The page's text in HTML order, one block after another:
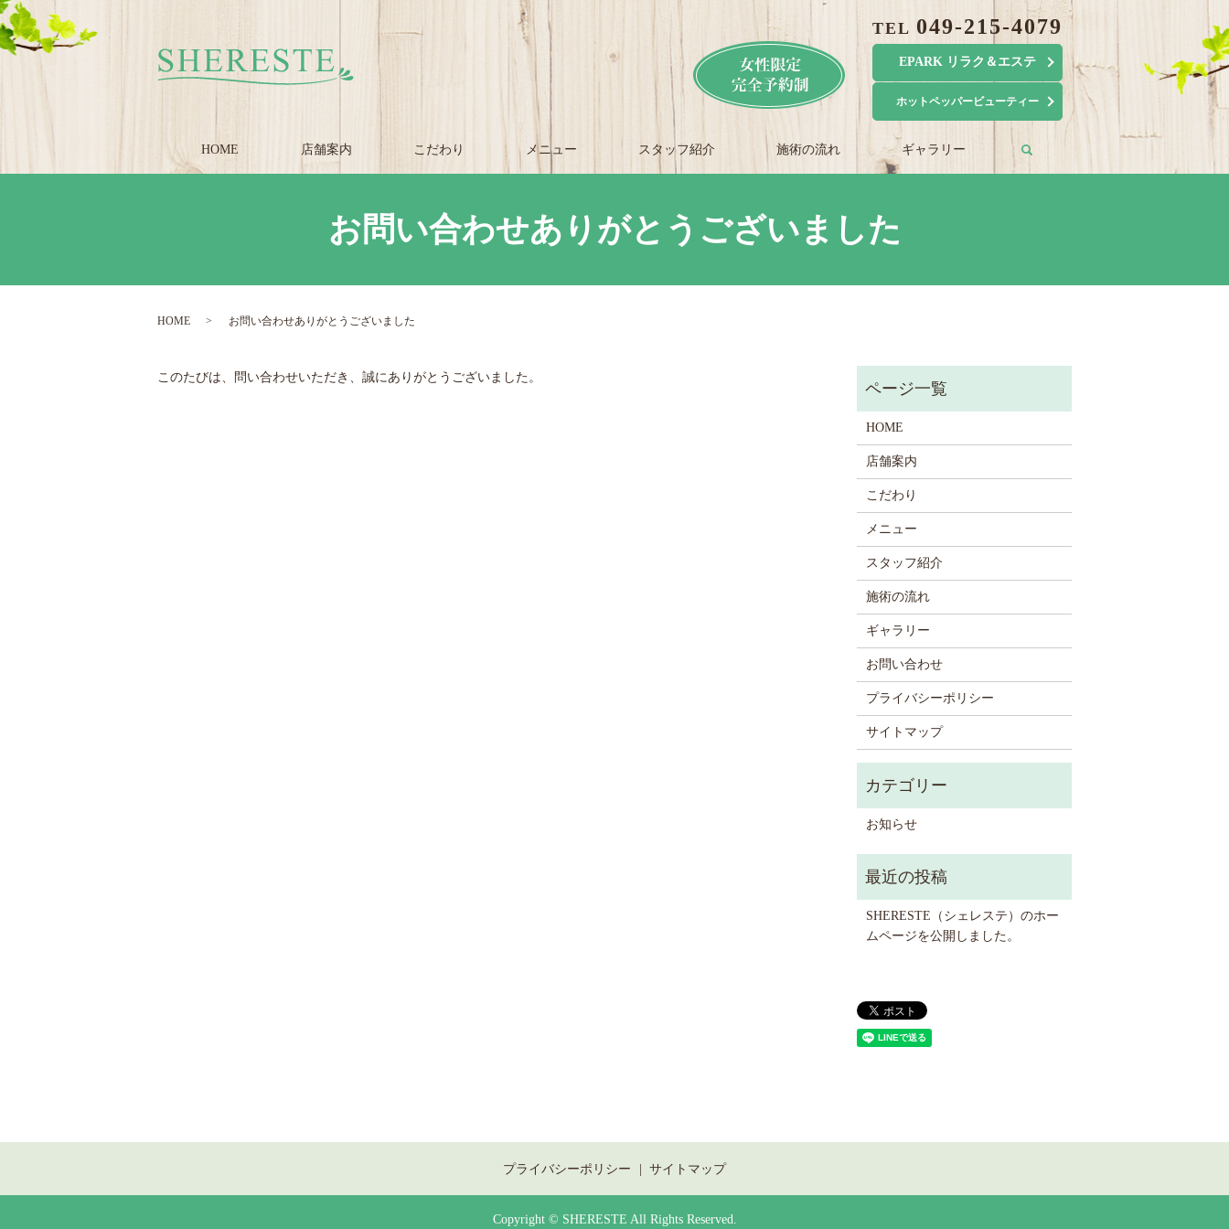
HOME 店舗案内 こだわり メニュー スタッフ紹介 施術の流れ ギャラリー search
TEL 049-215-4079
EPARK リラク＆エステ
ホットペッパービューティー
お問い合わせありがとうございました
HOME お問い合わせありがとうございました
このたびは、問い合わせいただき、誠にありがとうございました。
HOME
店舗案内
こだわり
メニュー
スタッフ紹介
施術の流れ
ギャラリー
お問い合わせ
プライバシーポリシー
サイトマップ
お知らせ
SHERESTE（シェレステ）のホー
ムページを公開しました。
プライバシーポリシー サイトマップ
Copyright © SHERESTE All Rights Reserved.